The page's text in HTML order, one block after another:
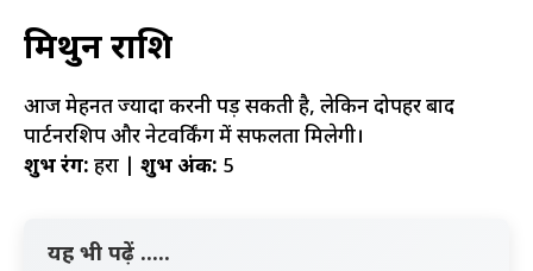
मिथुन राशि
आज मेहनत ज्यादा करनी पड़ सकती है, लेकिन दोपहर बाद
पार्टनरशिप और नेटवर्किंग में सफलता मिलेगी।
शुभ रंग: हरा | शुभ अंक: 5
यह भी पढ़ें .....